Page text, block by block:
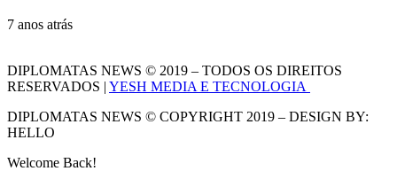
7 anos atrás
DIPLOMATAS NEWS © 2019 – TODOS OS DIREITOS
RESERVADOS | YESH MEDIA E TECNOLOGIA
DIPLOMATAS NEWS © COPYRIGHT 2019 – DESIGN BY:
HELLO
Welcome Back!